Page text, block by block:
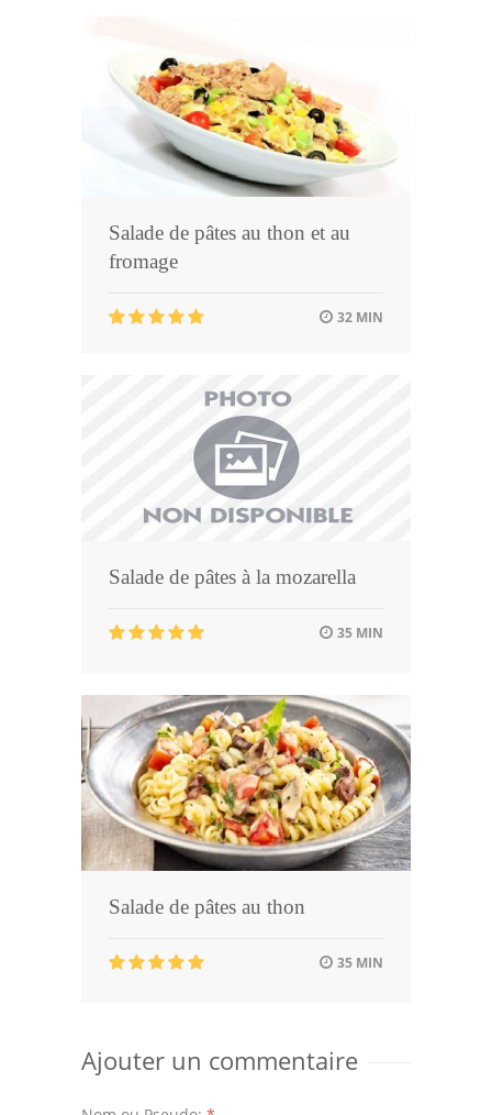
Salade de pâtes au thon et au
fromage
32 MIN
Salade de pâtes à la mozarella
35 MIN
Salade de pâtes au thon
35 MIN
Ajouter un commentaire